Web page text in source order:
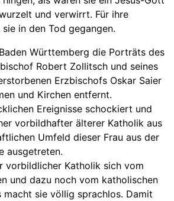
und verwirrt. Für ihre
in den Tod gegangen.
Württemberg die Porträts des
Robert Zollitsch und seines
Erzbischofs Oskar Saier
und Kirchen entfernt.
Ereignisse schockiert und
vorbildhafter älterer Katholik aus
Umfeld dieser Frau aus der
ausgetreten.
vorbildlicher Katholik sich vom
und dazu noch vom katholischen
macht sie völlig sprachlos. Damit